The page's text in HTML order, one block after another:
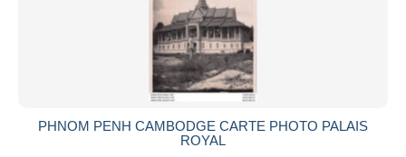
PHNOM PENH CAMBODGE CARTE PHOTO PALAIS
ROYAL